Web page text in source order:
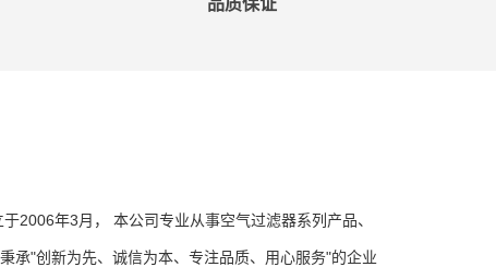
品质保证
2006年3月， 本公司专业从事空气过滤器系列产品、
承"创新为先、诚信为本、专注品质、用心服务"的企业